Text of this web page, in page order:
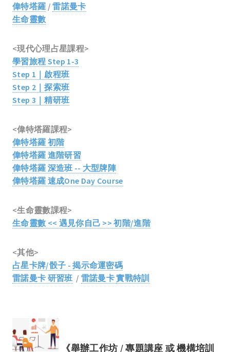
偉特塔羅 /雷諾曼卡
生命靈數
<現代心理占星課程>
學習旅程 Step 1-3
Step 1｜啟程班
Step 2｜探索班
Step 3｜精研班
<偉特塔羅課程>
偉特塔羅 初階
偉特塔羅 進階研習
偉特塔羅 深造班 -- 大型牌陣
偉特塔羅 速成One Day Course
<生命靈數課程>
生命靈數 << 遇見你自己 >> 初階/進階
<其他>
占星卡牌/骰子 - 揭示命運密碼
雷諾曼卡 研習班 / 雷諾曼卡實戰特訓
《舉辦工作坊 / 專題講座 或 機構培訓